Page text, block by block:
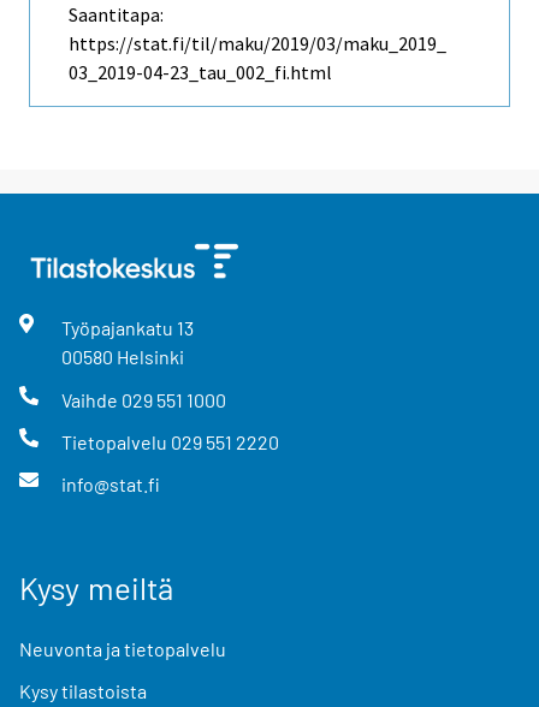
Saantitapa:
https://stat.fi/til/maku/2019/03/maku_2019_
03_2019-04-23_tau_002_fi.html
Työpajankatu 13
00580 Helsinki
Vaihde 029 551 1000
Tietopalvelu 029 551 2220
info@stat.fi
Kysy meiltä
Neuvonta ja tietopalvelu
Kysy tilastoista